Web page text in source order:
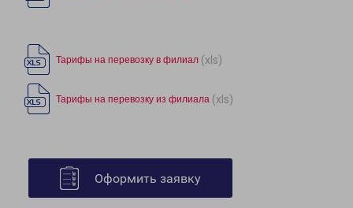
Тарифы на перевозку в филиал (xls)
Тарифы на перевозку из филиала (xls)
Оформить заявку